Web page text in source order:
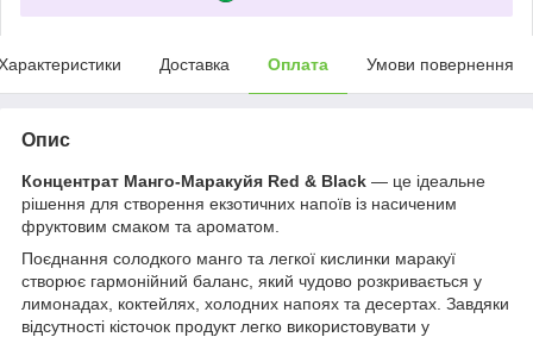
Доставка Оплата Умови повернення
Опис
Концентрат Манго-Маракуйя Red & Black — це ідеальне
рішення для створення екзотичних напоїв із насиченим
фруктовим смаком та ароматом.
Поєднання солодкого манго та легкої кислинки маракуї
створює гармонійний баланс, який чудово розкривається у
лимонадах, коктейлях, холодних напоях та десертах. Завдяки
відсутності кісточок продукт легко використовувати у